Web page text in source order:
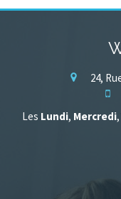
24,
Les Lundi, Mercredi,